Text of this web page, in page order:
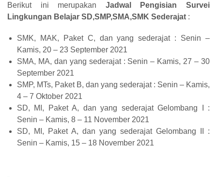
Berikut ini merupakan Jadwal Pengisian Survei
Lingkungan Belajar SD,SMP,SMA,SMK Sederajat :
SMK, MAK, Paket C, dan yang sederajat : Senin –
Kamis, 20 – 23 September 2021
SMA, MA, dan yang sederajat : Senin – Kamis, 27 – 30
September 2021
SMP, MTs, Paket B, dan yang sederajat : Senin – Kamis,
4 – 7 Oktober 2021
SD, MI, Paket A, dan yang sederajat Gelombang I :
Senin – Kamis, 8 – 11 November 2021
SD, MI, Paket A, dan yang sederajat Gelombang II :
Senin – Kamis, 15 – 18 November 2021